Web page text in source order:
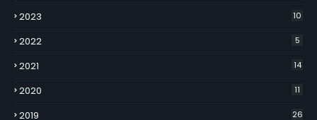
2023 10
2022 5
2021 14
2020 11
2019
26